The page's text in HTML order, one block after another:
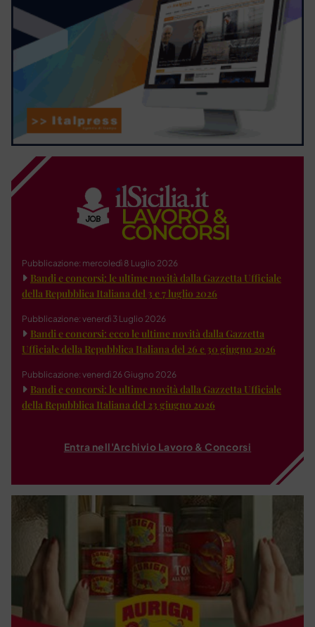
Pubblicazione: mercoledì 8 Luglio 2026
Bandi e concorsi: le ultime novità dalla Gazzetta Ufficiale
della Repubblica Italiana del 3 e 7 luglio 2026
Pubblicazione: venerdì 3 Luglio 2026
Bandi e concorsi: ecco le ultime novità dalla Gazzetta
Ufficiale della Repubblica Italiana del 26 e 30 giugno 2026
Pubblicazione: venerdì 26 Giugno 2026
Bandi e concorsi: le ultime novità dalla Gazzetta Ufficiale
della Repubblica Italiana del 23 giugno 2026
Entra nell'Archivio Lavoro & Concorsi